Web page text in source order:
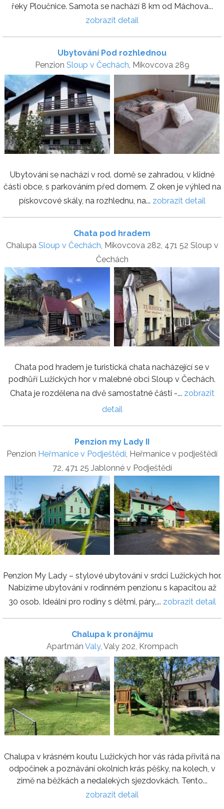
řeky Ploučnice. Samota se nachází 8 km od Máchova...
zobrazit detail
Ubytování Pod rozhlednou
Penzion Sloup v Čechách, Mikovcova 289
Ubytování se nachází v rod. domě se zahradou, v klidné
části obce, s parkováním před domem. Z oken je výhled na
pískovcové skály, na rozhlednu, na... zobrazit detail
Chata pod hradem
Chalupa Sloup v Čechách, Mikovcova 282, 471 52 Sloup v
Čechách
Chata pod hradem je turistická chata nacházející se v
podhůří Lužických hor v malebné obci Sloup v Čechách.
Chata je rozdělena na dvě samostatné části -... zobrazit
detail
Penzion my Lady II
Penzion Heřmanice v Podještědí, Heřmanice v podještědí
72, 471 25 Jablonné v Podještědí
Penzion My Lady – stylové ubytování v srdci Lužických hor.
Nabízíme ubytování v rodinném penzionu s kapacitou až
30 osob. Ideální pro rodiny s dětmi, páry,... zobrazit detail
Chalupa k pronájmu
Apartmán Valy, Valy 202, Krompach
Chalupa v krásném koutu Lužických hor vás ráda přivítá na
odpočinek a poznávání okolních krás pěšky, na kolech, v
zimě na běžkách a nedalekých sjezdovkách. Tento...
zobrazit detail